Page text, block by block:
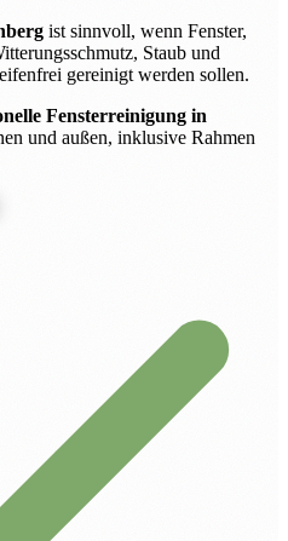
ist sinnvoll, wenn Fenster,
Staub und
gereinigt werden sollen.
Fensterreinigung in
und außen, inklusive Rahmen